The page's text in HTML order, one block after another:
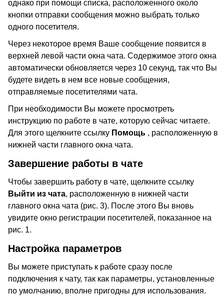
однако при помощи списка, расположенного около
кнопки отправки сообщения можно выбрать только
одного посетителя.
Через некоторое время Ваше сообщение появится в
верхней левой части окна чата. Содержимое этого окна
автоматически обновляется через 10 секунд, так что Вы
будете видеть в нем все новые сообщения,
отправляемые посетителями чата.
При необходимости Вы можете просмотреть
инструкцию по работе в чате, которую сейчас читаете.
Для этого щелкните ссылку Помощь , расположенную в
нижней части главного окна чата.
Завершение работы в чате
Чтобы завершить работу в чате, щелкните ссылку
Выйти из чата, расположенную в нижней части
главного окна чата (рис. 3). После этого Вы вновь
увидите окно регистрации посетителей, показанное на
рис. 1.
Настройка параметров
Вы можете приступать к работе сразу после
подключения к чату, так как параметры, установленные
по умолчанию, вполне пригодны для использования.